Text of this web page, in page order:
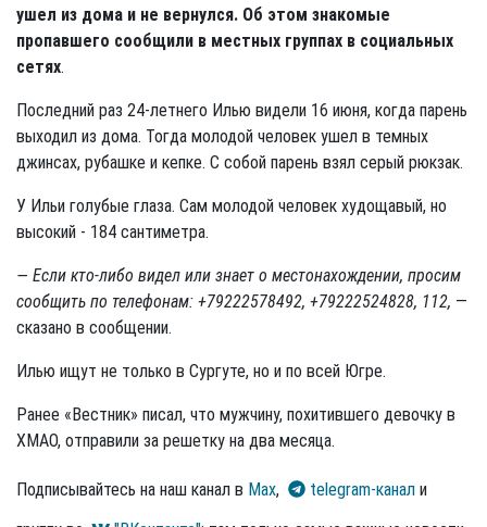
ушел из дома и не вернулся. Об этом знакомые
пропавшего сообщили в местных группах в социальных
сетях.
Последний раз 24-летнего Илью видели 16 июня, когда парень
выходил из дома. Тогда молодой человек ушел в темных
джинсах, рубашке и кепке. С собой парень взял серый рюкзак.
У Ильи голубые глаза. Сам молодой человек худощавый, но
высокий - 184 сантиметра.
— Если кто-либо видел или знает о местонахождении, просим
сообщить по телефонам: +79222578492, +79222524828, 112, —
сказано в сообщении.
Илью ищут не только в Сургуте, но и по всей Югре.
Ранее «Вестник» писал, что мужчину, похитившего девочку в
ХМАО, отправили за решетку на два месяца.
Подписывайтесь на наш канал в Max, telegram-канал и